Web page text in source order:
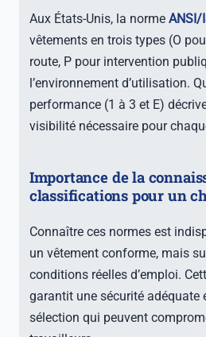
Aux États-Unis, la norme ANSI/
vêtements en trois types (O
route, P pour intervention
l’environnement d’utilisation.
performance (1 à 3 et E)
visibilité nécessaire pour
Importance de la
classifications pour un
Connaître ces normes est
un vêtement conforme, mais
conditions réelles d’emploi.
garantit une sécurité adéquate
sélection qui peuvent